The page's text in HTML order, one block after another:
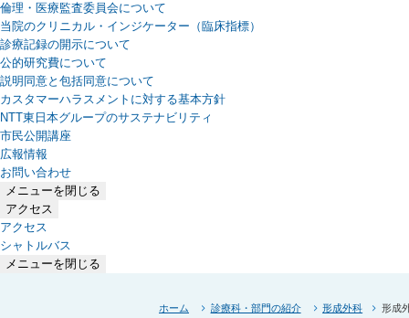
倫理・医療監査委員会について
当院のクリニカル・インジケーター（臨床指標）
診療記録の開示について
公的研究費について
説明同意と包括同意について
カスタマーハラスメントに対する基本方針
NTT東日本グループのサステナビリティ
（新しいタブで開きます）
市民公開講座
広報情報
お問い合わせ
メニューを閉じる
アクセス
アクセス
シャトルバス
メニューを閉じる
ホーム 診療科・部門の紹介 形成外科 形成